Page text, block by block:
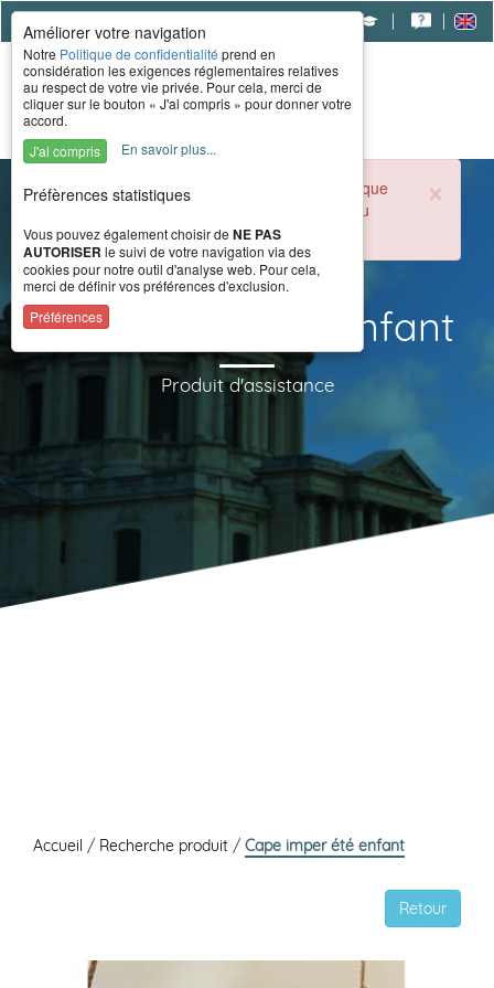
×
Durant la période estivale, l'accueil téléphonique
du CERAH est ouvert de 8h à 16h du lundi au
vendredi.
Cape imper été enfant
Produit d'assistance
Accueil / Recherche produit / Cape imper été enfant
Retour
Améliorer votre navigation
Notre Politique de confidentialité prend en
considération les exigences réglementaires relatives
au respect de votre vie privée. Pour cela, merci de
cliquer sur le bouton « J'ai compris » pour donner votre
accord.
J'ai compris
En savoir plus...
Préfèrences statistiques
Vous pouvez également choisir de NE PAS
AUTORISER le suivi de votre navigation via des
cookies pour notre outil d'analyse web. Pour cela,
merci de définir vos préférences d'exclusion.
Préférences